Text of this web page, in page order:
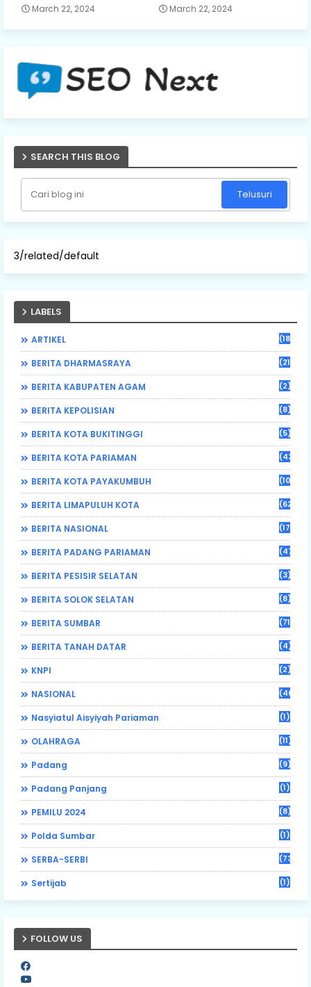
March 22, 2024 March 22, 2024
SEARCH THIS BLOG
3/related/default
LABELS
ARTIKEL (184)
BERITA DHARMASRAYA (21)
BERITA KABUPATEN AGAM (2)
BERITA KEPOLISIAN (8)
BERITA KOTA BUKITINGGI (5)
BERITA KOTA PARIAMAN (43)
BERITA KOTA PAYAKUMBUH (108)
BERITA LIMAPULUH KOTA (62)
BERITA NASIONAL (17)
BERITA PADANG PARIAMAN (470)
BERITA PESISIR SELATAN (3)
BERITA SOLOK SELATAN (8)
BERITA SUMBAR (71)
BERITA TANAH DATAR (4)
KNPI (2)
NASIONAL (46)
Nasyiatul Aisyiyah Pariaman (1)
OLAHRAGA (11)
Padang (9)
Padang Panjang (1)
PEMILU 2024 (8)
Polda Sumbar (1)
SERBA-SERBI (73)
Sertijab (1)
FOLLOW US